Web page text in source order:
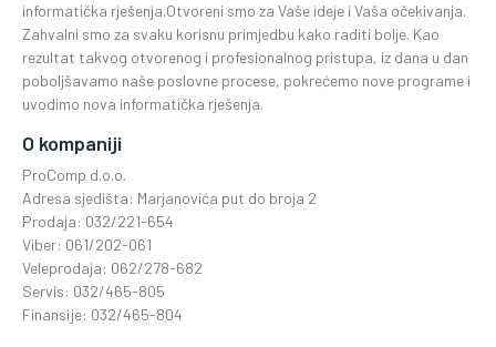
informatička rješenja.Otvoreni smo za Vaše ideje i Vaša očekivanja.
Zahvalni smo za svaku korisnu primjedbu kako raditi bolje. Kao
rezultat takvog otvorenog i profesionalnog pristupa, iz dana u dan
poboljšavamo naše poslovne procese, pokrećemo nove programe i
uvodimo nova informatička rješenja.
O kompaniji
ProComp d.o.o.
Adresa sjedišta: Marjanovića put do broja 2
Prodaja: 032/221-654
Viber: 061/202-061
Veleprodaja: 062/278-682
Servis: 032/465-805
Finansije: 032/465-804